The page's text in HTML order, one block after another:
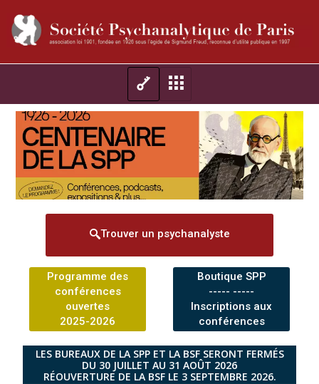
Trouver un psychanalyste
Programme des
conférences
ouvertes
2025-2026
Boutique SPP
----- -----
Inscriptions aux
conférences
LES BUREAUX DE LA SPP ET LA BSF SERONT FERMÉS
DU 30 JUILLET AU 31 AOÛT 2026
RÉOUVERTURE DE LA BSF LE 3 SEPTEMBRE 2026.